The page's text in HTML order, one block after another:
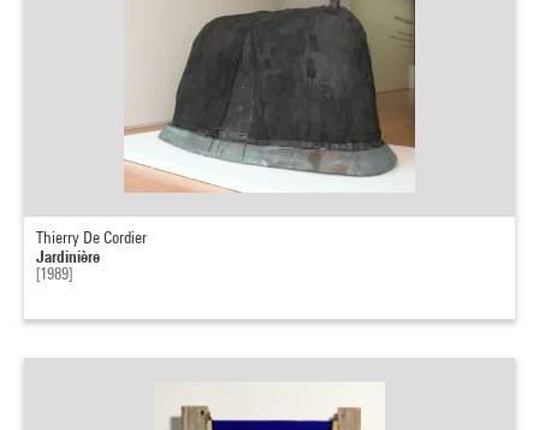
Thierry De Cordier
Jardinière
[1989]